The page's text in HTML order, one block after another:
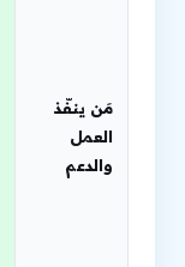
مَن ينفّذ
العمل
والدعم